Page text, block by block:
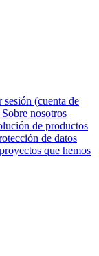
sesión (cuenta de
Sobre nosotros
de productos
de datos
que hemos